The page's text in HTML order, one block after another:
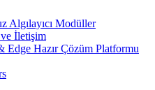
Algılayıcı Modüller
İletişim
Edge Hazır Çözüm Platformu